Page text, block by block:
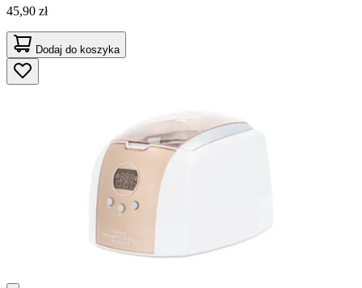
45,90 zł
Dodaj do koszyka